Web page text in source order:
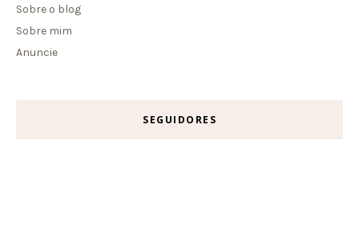
Sobre o blog
Sobre mim
Anuncie
SEGUIDORES